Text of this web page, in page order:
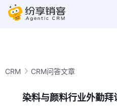
CRM CRM问答文章
染料与颜料行业外勤